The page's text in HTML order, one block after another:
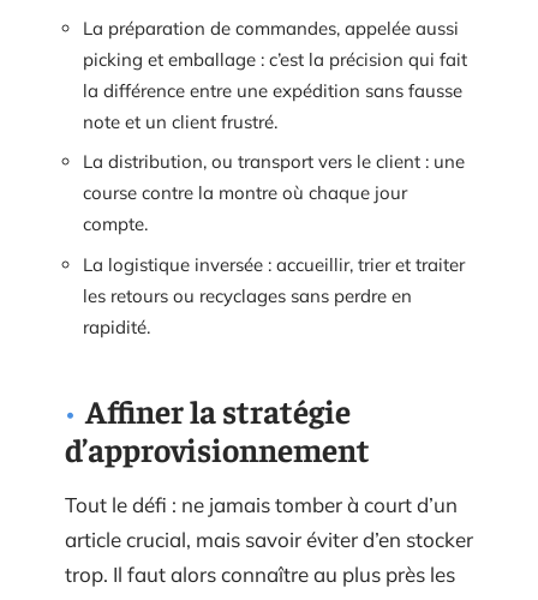
La préparation de commandes, appelée aussi
picking et emballage : c’est la précision qui fait
la différence entre une expédition sans fausse
note et un client frustré.
La distribution, ou transport vers le client : une
course contre la montre où chaque jour
compte.
La logistique inversée : accueillir, trier et traiter
les retours ou recyclages sans perdre en
rapidité.
Affiner la stratégie
d’approvisionnement
Tout le défi : ne jamais tomber à court d’un
article crucial, mais savoir éviter d’en stocker
trop. Il faut alors connaître au plus près les